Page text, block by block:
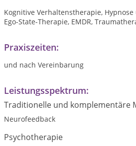
Kognitive Verhaltenstherapie,
Ego-State-Therapie, EMDR,
Praxiszeiten:
und nach Vereinbarung
Leistungsspektrum:
Traditionelle und komplementäre
Neurofeedback
Psychotherapie